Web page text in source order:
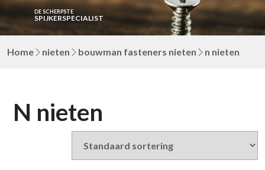
DE SCHERPSTE
SPIJKERSPECIALIST
Home nieten bouwman fasteners nieten n nieten
N nieten